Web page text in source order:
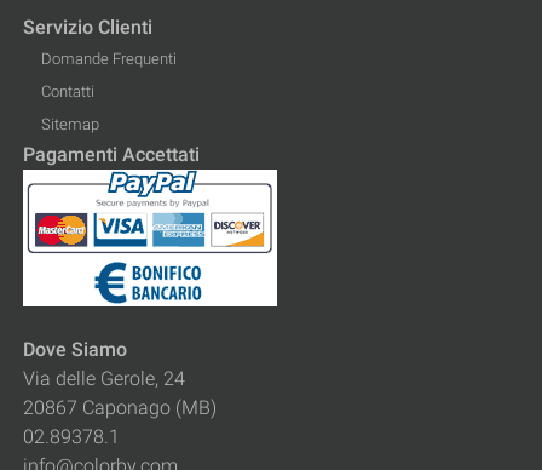
Servizio Clienti
Domande Frequenti
Contatti
Sitemap
Pagamenti Accettati
Dove Siamo
Via delle Gerole, 24
20867 Caponago (MB)
02.89378.1